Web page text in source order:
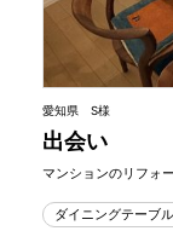
愛知県 S様
出会い
マンションのリフォ
ダイニングテーブル